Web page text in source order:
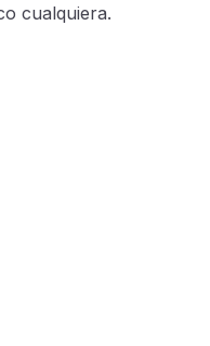
cualquiera.